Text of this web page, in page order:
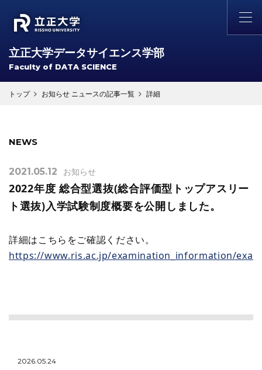
立正大学データサイエンス学部
Faculty of DATA SCIENCE
トップ お知らせ ニュースの記事一覧 詳細
NEWS
2021.05.12 お知らせ
2022年度 総合型選抜(総合評価型トップアスリー
ト選抜)入学試験制度概要を公開しました。
詳細はこちらをご確認ください。
https://www.ris.ac.jp/examination_information/
2026.05.24